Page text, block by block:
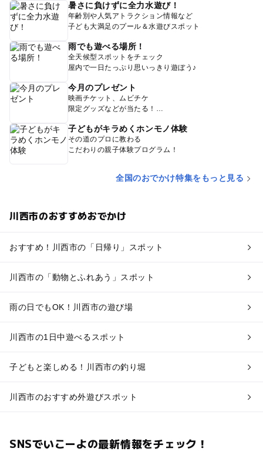
暑さに負けずに全力水遊び！
年齢別や人気アトラクション情報など
子ども大満足のプール＆水遊びスポット
雨でも遊べる場所！
全天候型スポットをチェック
屋内で一日たっぷり思いっきり遊ぼう♪
今月のプレゼント
映画チケット、ムビチケ
限定グッズなどが当たる！
子どもがキラめくホンモノ体験
その道のプロに教わる
こだわりの親子体験プログラム！
全国のおでかけ特集をもっと見る
川西市のおすすめおでかけ
おすすめ！川西市の「日帰り」スポット
川西市の「動物とふれあう」スポット
雨の日でもOK！川西市の遊び場
川西市の1日中遊べるスポット
子どもと楽しめる！川西市の釣り堀
川西市のおすすめ外遊びスポット
SNSでいこーよの最新情報をチェック！